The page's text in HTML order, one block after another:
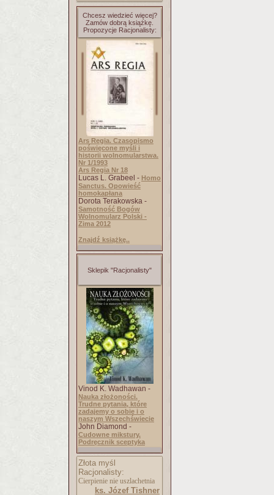
Chcesz wiedzieć więcej?
Zamów dobrą książkę.
Propozycje Racjonalisty:
Ars Regia. Czasopismo
poświęcone myśli i
historii wolnomularstwa.
Nr 1/1993
Ars Regia Nr 18
Lucas L. Grabeel - Homo
Sanctus. Opowieść
homokapłana
Dorota Terakowska -
Samotność Bogów
Wolnomularz Polski -
Zima 2012
Znajdź książkę..
Sklepik "Racjonalisty"
Vinod K. Wadhawan -
Nauka złożoności.
Trudne pytania, które
zadajemy o sobie i o
naszym Wszechświecie
John Diamond -
Cudowne mikstury.
Podręcznik sceptyka
Złota myśl
Racjonalisty:
Cierpienie nie uszlachetnia
ks. Józef Tishner